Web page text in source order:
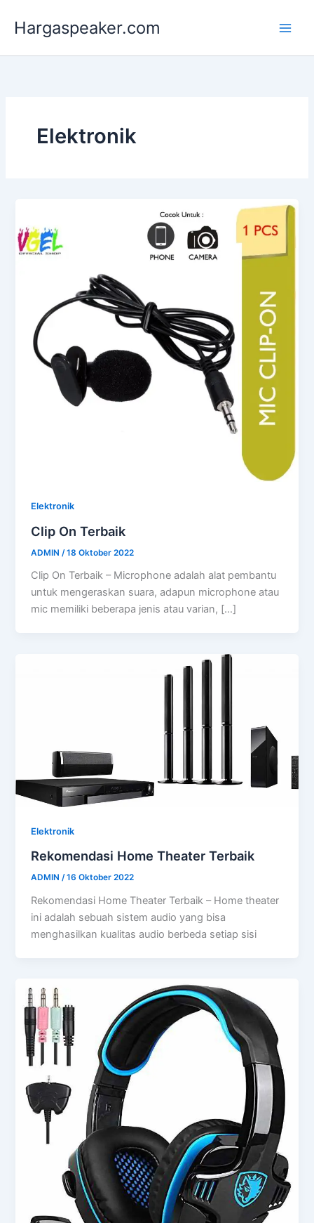
Hargaspeaker.com
Elektronik
Elektronik
Clip On Terbaik
ADMIN /18 Oktober 2022
Clip On Terbaik – Microphone adalah alat pembantu
untuk mengeraskan suara, adapun microphone atau
mic memiliki beberapa jenis atau varian, […]
Elektronik
Rekomendasi Home Theater Terbaik
ADMIN/16 Oktober 2022
Rekomendasi Home Theater Terbaik – Home theater
ini adalah sebuah sistem audio yang bisa
menghasilkan kualitas audio berbeda setiap sisi